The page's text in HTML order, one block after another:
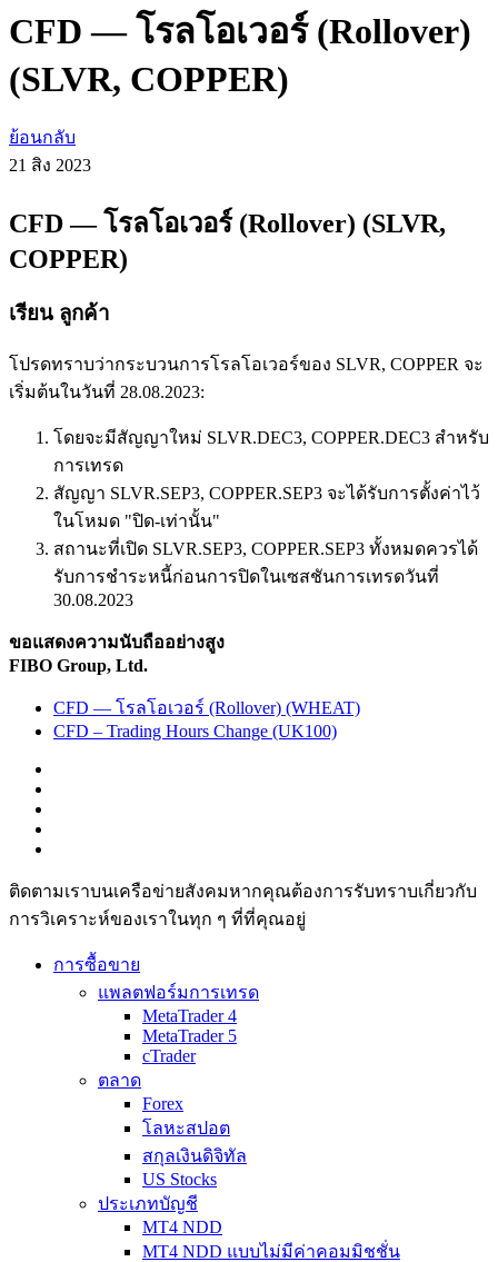
CFD — โรลโอเวอร์ (Rollover)
(SLVR, COPPER)
ย้อนกลับ
21 สิง 2023
CFD — โรลโอเวอร์ (Rollover) (SLVR,
COPPER)
เรียน ลูกค้า
โปรดทราบว่ากระบวนการโรลโอเวอร์ของ SLVR, COPPER จะ
เริ่มต้นในวันที่ 28.08.2023:
โดยจะมีสัญญาใหม่ SLVR.DEC3, COPPER.DEC3 สำหรับ
การเทรด
สัญญา SLVR.SEP3, COPPER.SEP3 จะได้รับการตั้งค่าไว้
ในโหมด "ปิด-เท่านั้น"
สถานะที่เปิด SLVR.SEP3, COPPER.SEP3 ทั้งหมดควรได้
รับการชำระหนี้ก่อนการปิดในเซสชันการเทรดวันที่
30.08.2023
ขอแสดงความนับถืออย่างสูง
FIBO Group, Ltd.
CFD — โรลโอเวอร์ (Rollover) (WHEAT)
CFD – Trading Hours Change (UK100)
ติดตามเราบนเครือข่ายสังคมหากคุณต้องการรับทราบเกี่ยวกับ
การวิเ­คราะห์ของเราในทุก ๆ ที่ที่คุณอยู่
การซื้อขาย
แพลตฟอร์มการเทรด
MetaTrader 4
MetaTrader 5
cTrader
ตลาด
Forex
โลหะสปอต
สกุลเงินดิจิทัล
US Stocks
ประเภทบัญชี
MT4 NDD
MT4 NDD แบบไม่มีค่าคอมมิชชั่น